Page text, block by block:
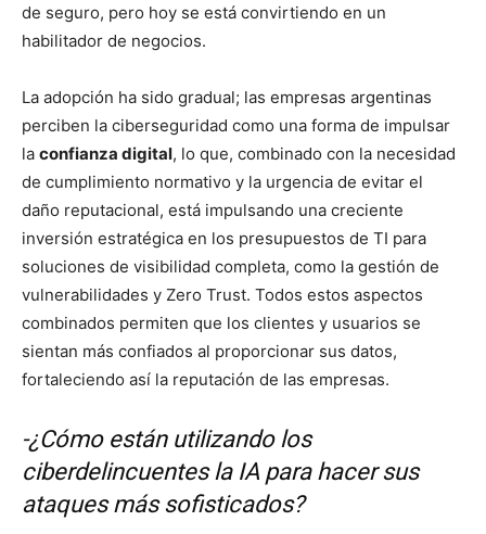
de seguro, pero hoy se está convirtiendo en un
habilitador de negocios.
La adopción ha sido gradual; las empresas argentinas
perciben la ciberseguridad como una forma de impulsar
la confianza digital, lo que, combinado con la necesidad
de cumplimiento normativo y la urgencia de evitar el
daño reputacional, está impulsando una creciente
inversión estratégica en los presupuestos de TI para
soluciones de visibilidad completa, como la gestión de
vulnerabilidades y Zero Trust. Todos estos aspectos
combinados permiten que los clientes y usuarios se
sientan más confiados al proporcionar sus datos,
fortaleciendo así la reputación de las empresas.
-¿Cómo están utilizando los
ciberdelincuentes la IA para hacer sus
ataques más sofisticados?